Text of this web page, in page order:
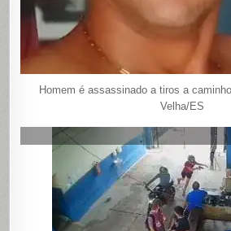
Homem é assassinado a tiros a
Velha/ES